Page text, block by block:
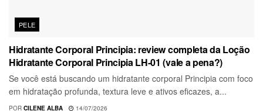
PELE
Hidratante Corporal Principia: review completa da Loção
Hidratante Corporal Principia LH-01 (vale a pena?)
Se você está buscando um hidratante corporal Principia com foco
em hidratação profunda, textura leve e ativos eficazes, a...
POR CILENE ALBA 14/07/2026